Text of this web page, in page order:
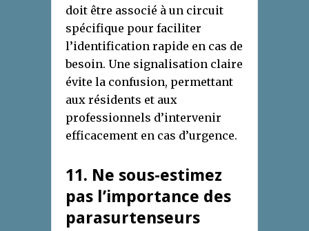
doit être associé à un circuit
spécifique pour faciliter
l’identification rapide en cas de
besoin. Une signalisation claire
évite la confusion, permettant
aux résidents et aux
professionnels d’intervenir
efficacement en cas d’urgence.
11. Ne sous-estimez
pas l’importance des
parasurtenseurs